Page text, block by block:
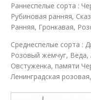
Раннеспелые сорта :
Рубиновая ранняя,
Ранняя, Гронкавая,
Среднеспелые сорта :
Розовый жемчуг, Веда,
Овстуженка, памяти
Ленинградская